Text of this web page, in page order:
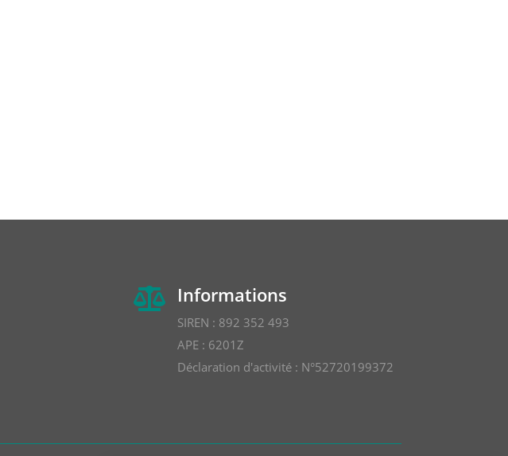
 Informations
SIREN : 892 352 493
APE : 6201Z
Déclaration d'activité : N°52720199372